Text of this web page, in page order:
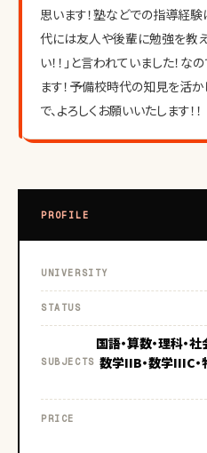
思います！塾などでの指導経験
代には友人や後輩に勉強を教え
い！！」と言われていました！な
ます！予備校時代の知見を活
で、よろしくお願いいたします！！
PROFILE
UNIVERSITY
STATUS
SUBJECTS
国語・算数・理科・社
数学IIB・数学IIIC・
PRICE